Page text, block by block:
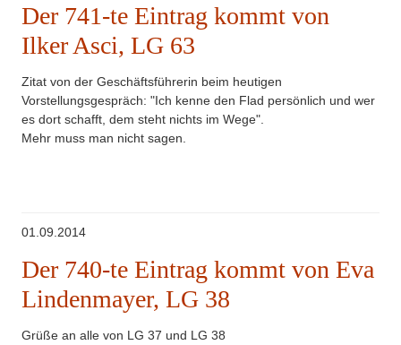
Der 741-te Eintrag kommt von
Ilker Asci, LG 63
Zitat von der Geschäftsführerin beim heutigen
Vorstellungsgespräch: "Ich kenne den Flad persönlich und wer
es dort schafft, dem steht nichts im Wege".
Mehr muss man nicht sagen.
01.09.2014
Der 740-te Eintrag kommt von Eva
Lindenmayer, LG 38
Grüße an alle von LG 37 und LG 38